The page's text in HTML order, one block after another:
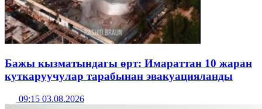
Бажы кызматындагы өрт: Имараттан 10 жаран
куткаруучулар тарабынан эвакуацияланды
09:15 03.08.2026